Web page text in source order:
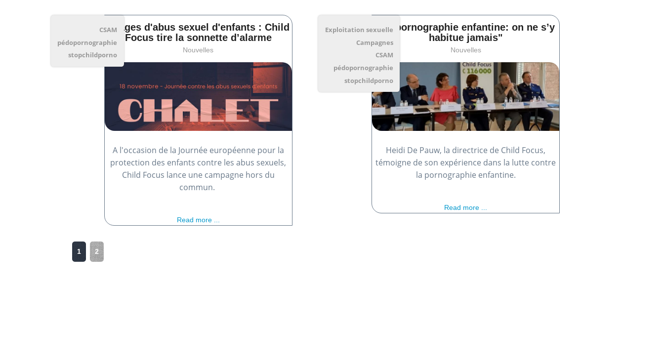
Images d'abus sexuel d'enfants : Child
Focus tire la sonnette d’alarme
Nouvelles
CSAM
pédopornographie
stopchildporno
A l'occasion de la Journée européenne pour la
protection des enfants contre les abus sexuels,
Child Focus lance une campagne hors du
commun.
Read more ...
"La pornographie enfantine: on ne s’y
habitue jamais"
Nouvelles
Exploitation sexuelle
Campagnes
CSAM
pédopornographie
stopchildporno
Heidi De Pauw, la directrice de Child Focus,
témoigne de son expérience dans la lutte contre
la pornographie enfantine.
Read more ...
1 2